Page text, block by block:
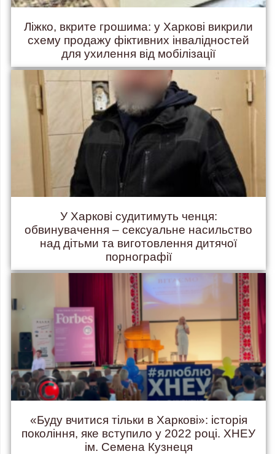
Ліжко, вкрите грошима: у Харкові викрили
схему продажу фіктивних інвалідностей
для ухилення від мобілізації
У Харкові судитимуть ченця:
обвинувачення – сексуальне насильство
над дітьми та виготовлення дитячої
порнографії
«Буду вчитися тільки в Харкові»: історія
покоління, яке вступило у 2022 році. ХНЕУ
ім. Семена Кузнеця